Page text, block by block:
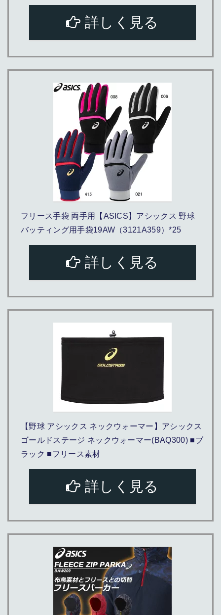
詳しく見る
フリース手袋 両手用【ASICS】アシックス 野球
バッティング用手袋19AW（3121A359）*25
詳しく見る
【野球 アシックス ネックウォーマー】アシックス
ゴールドステージ ネックウォーマー(BAQ300) ■ブ
ラック ■フリース素材
詳しく見る